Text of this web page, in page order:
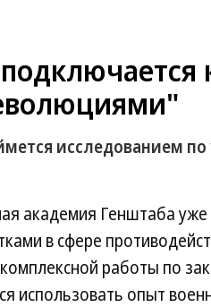
исследованием
академия Генштаба уже
в сфере
работы по
использовать опыт